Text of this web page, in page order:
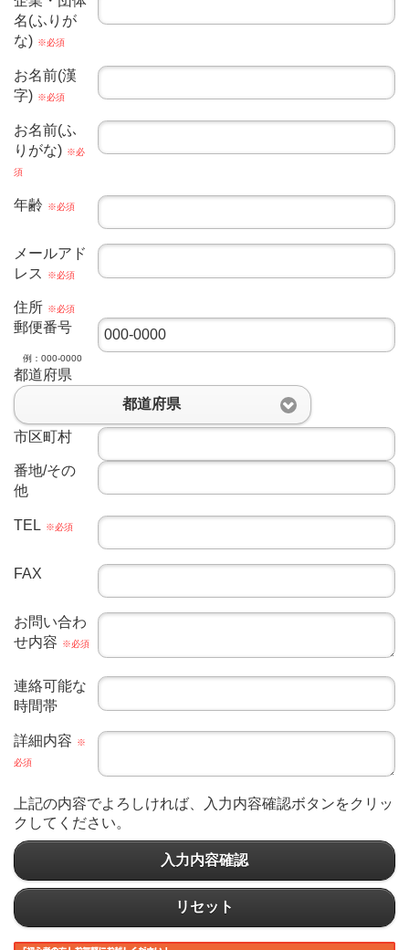
名(ふりが
な) ※必須
お名前(漢
字) ※必須
お名前(ふ
りがな) ※必
須
年齢 ※必須
メールアド
レス
※必須
住所 ※必須
郵便番号
例：000-0000
都道府県
都道府県
市区町村
番地/その
他
TEL ※必須
FAX
お問い合わ
せ内容
※必須
連絡可能な
時間帯
詳細内容
※
必須
上記の内容でよろしければ、入力内容確認ボタンをクリッ
クしてください。
入力内容確認
リセット